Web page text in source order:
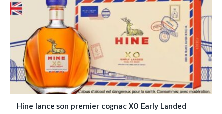
Hine lance son premier cognac XO Early Landed